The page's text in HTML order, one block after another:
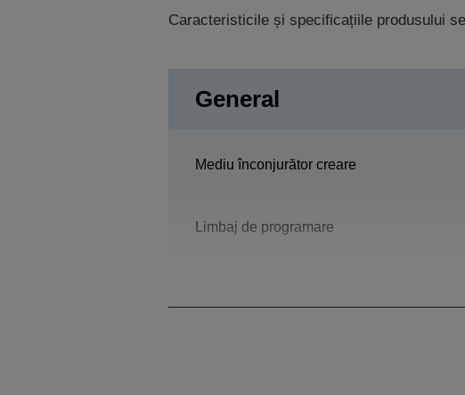
Caracteristicile și specificațiile produsului
General
Mediu înconjurător creare
Limbaj de programare